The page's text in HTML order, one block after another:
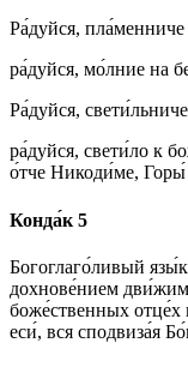
Ра́дуйся,
ра́дуйся, мо́лние на
Ра́дуйся,
ра́дуйся, свети́ло к
о́тче Никоди́ме,
Конда́к 5
Богоглаго́ливый
дохнове́нием
боже́ственных отце́х
еси́, вся сподвиза́я